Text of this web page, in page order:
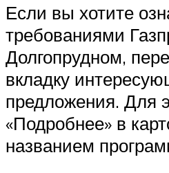
Если вы хотите
требованиями
Долгопрудном,
вкладку
предложения. Для
«Подробнее» в
названием